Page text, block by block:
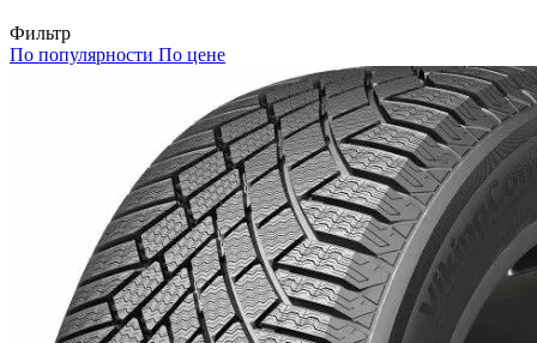
Фильтр
По популярности По цене